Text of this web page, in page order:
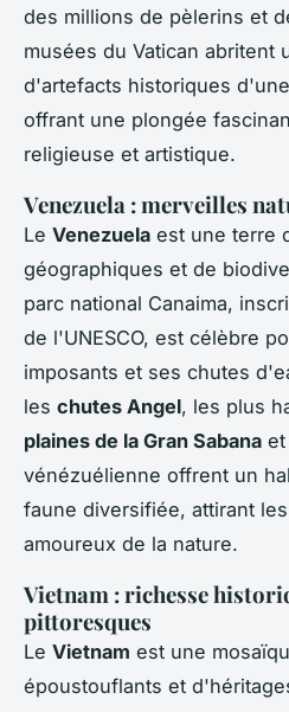
des millions de pèlerins et
musées du Vatican abritent
d'artefacts historiques
offrant une plongée
religieuse et artistique.
Venezuela : merveilles
Le Venezuela est une terre
géographiques et de
parc national Canaima,
de l'UNESCO, est célèbre
imposants et ses chutes
les chutes Angel, les plus
plaines de la Gran Sabana et
vénézuélienne offrent un
faune diversifiée, attirant
amoureux de la nature.
Vietnam : richesse
pittoresques
Le Vietnam est une
époustouflants et